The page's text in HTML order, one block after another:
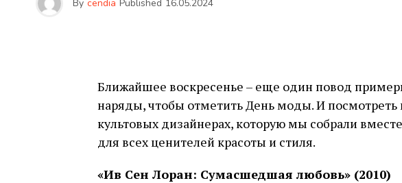
By cendia Published 16.05.2024
Ближайшее воскресенье – еще один повод
наряды, чтобы отметить День моды. И
культовых дизайнерах, которую мы собрали
для всех ценителей красоты и стиля.
«Ив Сен Лоран: Сумасшедшая любовь» (2010)